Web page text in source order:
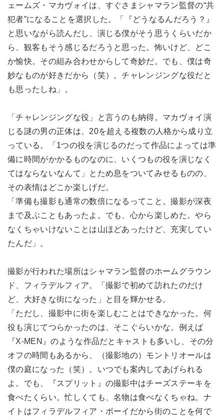
ェームズ・マカヴォイは、すぐさまシャマラン監督の“共
犯者”になることを選択した。「『どうなるんだろう？』
と思いながら読んだし、演じる僕がそう思うくらいだか
ら、観客もそう感じるだろうと思った。怖いけど、どこ
か愉快。その組み合わせからして奇妙だ。でも、僕は奇
妙なものが好きだから（笑）。チャレンジングな役だと
も思ったしね」。
「チャレンジングな役」と言うのも納得。マカヴォイ演
じる謎の男の正体は、20を超える複数の人格から成り立
っている。「1つの役を演じるのだって作品によっては準
備に時間がかかるものなのに、いくつもの役を演じなく
てはならないなんて」とため息をついてみせるものの、
その表情はどこか楽しげだ。
「準備も撮影も通常の数倍になるってこと。撮影が深夜
まで及ぶこともあったよ。でも、心から楽しめた。やら
なくちゃいけないことは山ほどあったけど、充実してい
たんだ」。
撮影が行われた場所はシャマラン監督のホームグラウン
ド、フィラデルフィア。「撮影で初めて訪れたのだけ
ど、大好きな街になった」と目を輝かせる。
「ただし、撮影中に街を楽しむことはできなかった。何
役も演じてつらかったのは、そこぐらいかな。例えば
『X-MEN』のような作品だとキャストも多いし、その分
オフの時間もあるから、（撮影地の）モントリオールは
僕の庭になった（笑）。いつでも案内してあげられる
よ。でも、『スプリット』の撮影中はチーズステーキを
食べたくらい。忙しくても、名物は食べなくちゃね。ナ
イトはフィラデルフィア・ボーイだから街のことを何で